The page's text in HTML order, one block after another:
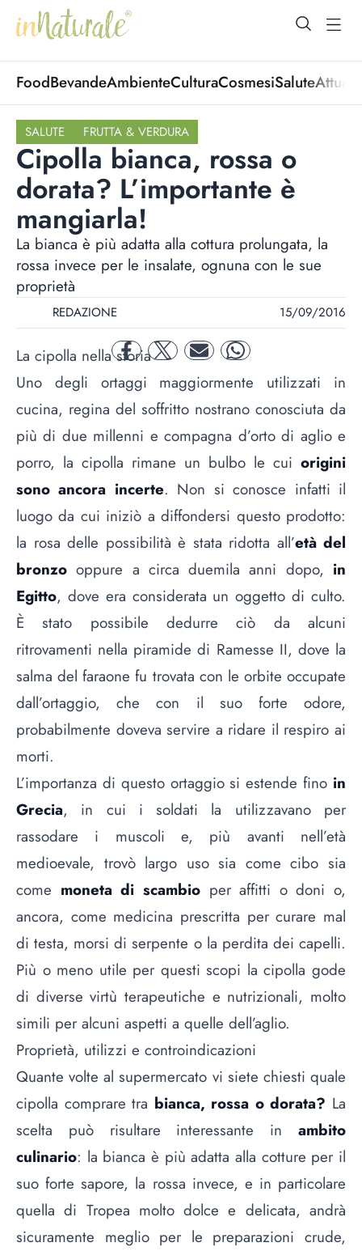
open
FoodBevandeAmbienteCulturaCosmesiSalute
SALUTE FRUTTA & VERDURA
Cipolla bianca, rossa o
dorata? L’importante è
mangiarla!
La bianca è più adatta alla cottura prolungata, la
rossa invece per le insalate, ognuna con le sue
proprietà
REDAZIONE 15/09/2016
facebooktwitter mail whatsapp
La cipolla nella storia
Uno degli ortaggi maggiormente utilizzati in
cucina, regina del soffritto nostrano conosciuta da
più di due millenni e compagna d’orto di aglio e
porro, la cipolla rimane un bulbo le cui origini
sono ancora incerte. Non si conosce infatti il
luogo da cui iniziò a diffondersi questo prodotto:
la rosa delle possibilità è stata ridotta all’età del
bronzo oppure a circa duemila anni dopo, in
Egitto, dove era considerata un oggetto di culto.
È stato possibile dedurre ciò da alcuni
ritrovamenti nella piramide di Ramesse II, dove la
salma del faraone fu trovata con le orbite occupate
dall’ortaggio, che con il suo forte odore,
probabilmente doveva servire a ridare il respiro ai
morti.
L’importanza di questo ortaggio si estende fino in
Grecia, in cui i soldati la utilizzavano per
rassodare i muscoli e, più avanti nell’età
medioevale, trovò largo uso sia come cibo sia
come moneta di scambioper affitti o doni o,
ancora, come medicina prescritta per curare mal
di testa, morsi di serpente o la perdita dei capelli.
Più o meno utile per questi scopi la cipolla gode
di diverse virtù terapeutiche e nutrizionali, molto
simili per alcuni aspetti a quelle dell’aglio.
Proprietà, utilizzi e controindicazioni
Quante volte al supermercato vi siete chiesti quale
cipolla comprare tra bianca, rossa o dorata? La
scelta può risultare interessante in ambito
culinario: la bianca è più adatta alla cotture per il
suo forte sapore, la rossa invece, e in particolare
quella di Tropea molto dolce e delicata, andrà
sicuramente meglio per le preparazioni crude,